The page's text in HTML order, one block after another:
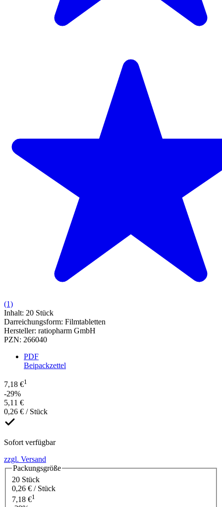
(1)
Inhalt: 20 Stück
Darreichungsform: Filmtabletten
Hersteller: ratiopharm GmbH
PZN: 266040
PDF
Beipackzettel
7,18 €1
-29%
5,11 €
0,26 € / Stück
Sofort verfügbar
zzgl. Versand
Packungsgröße
20 Stück
0,26 € / Stück
7,18 €1